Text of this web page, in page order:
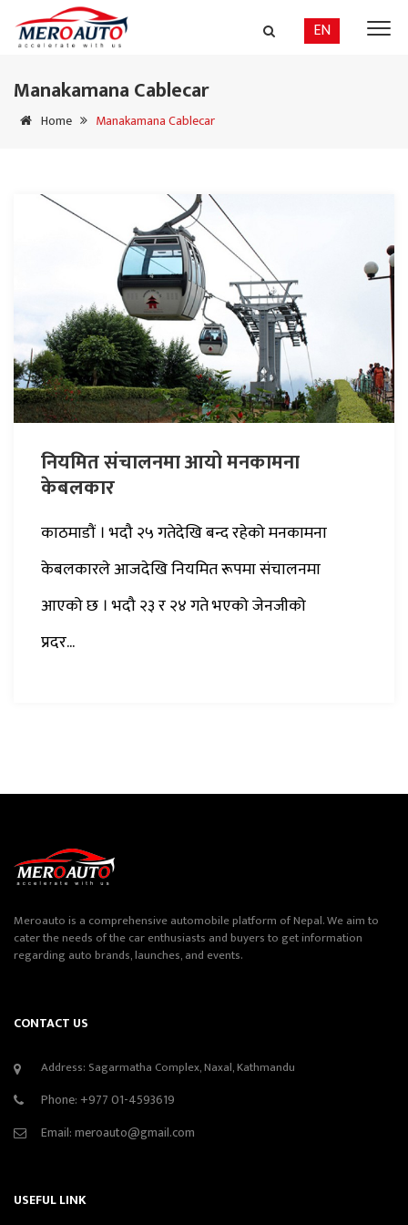
EN
Manakamana Cablecar
Home Manakamana Cablecar
नियमित संचालनमा आयो मनकामना
केबलकार
काठमाडौं । भदौ २५ गतेदेखि बन्द रहेको मनकामना
केबलकारले आजदेखि नियमित रूपमा संचालनमा
आएको छ । भदौ २३ र २४ गते भएको जेनजीको
प्रदर...
Meroauto is a comprehensive automobile platform of Nepal. We aim to
cater the needs of the car enthusiasts and buyers to get information
regarding auto brands, launches, and events.
CONTACT US
Address: Sagarmatha Complex, Naxal, Kathmandu
Phone: +977 01-4593619
Email:meroauto@gmail.com
USEFUL LINK